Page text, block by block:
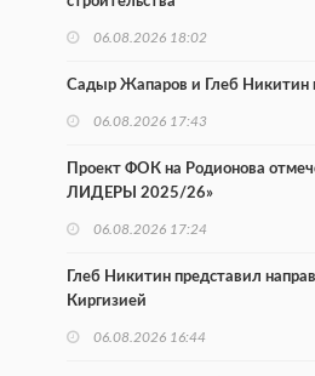
06.08.2026 18:02
Садыр Жапаров и Глеб Никитин
06.08.2026 17:43
Проект ФОК на Родионова
ЛИДЕРЫ 2025/26»
06.08.2026 17:24
Глеб Никитин представил
Киргизией
06.08.2026 16:44